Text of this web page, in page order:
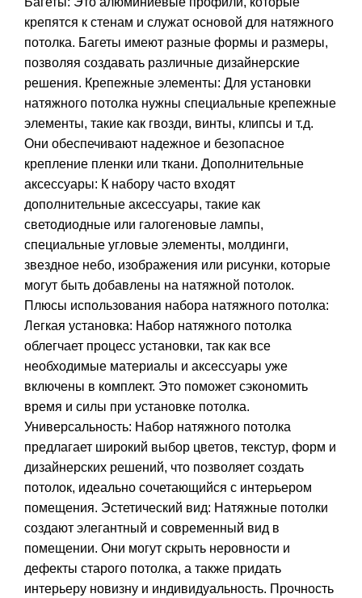
крепятся к стенам и служат основой для натяжного
потолка. Багеты имеют разные формы и размеры,
позволяя создавать различные дизайнерские
решения. Крепежные элементы: Для установки
натяжного потолка нужны специальные крепежные
элементы, такие как гвозди, винты, клипсы и т.д.
Они обеспечивают надежное и безопасное
крепление пленки или ткани. Дополнительные
аксессуары: К набору часто входят
дополнительные аксессуары, такие как
светодиодные или галогеновые лампы,
специальные угловые элементы, молдинги,
звездное небо, изображения или рисунки, которые
могут быть добавлены на натяжной потолок.
Плюсы использования набора натяжного потолка:
Легкая установка: Набор натяжного потолка
облегчает процесс установки, так как все
необходимые материалы и аксессуары уже
включены в комплект. Это поможет сэкономить
время и силы при установке потолка.
Универсальность: Набор натяжного потолка
предлагает широкий выбор цветов, текстур, форм и
дизайнерских решений, что позволяет создать
потолок, идеально сочетающийся с интерьером
помещения. Эстетический вид: Натяжные потолки
создают элегантный и современный вид в
помещении. Они могут скрыть неровности и
дефекты старого потолка, а также придать
интерьеру новизну и индивидуальность. Прочность